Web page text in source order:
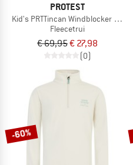
PROTEST
Kid's PRTTincan Windblocker Hoody
Fleecetrui
€ 69,95€ 27,98
(0)
-60%